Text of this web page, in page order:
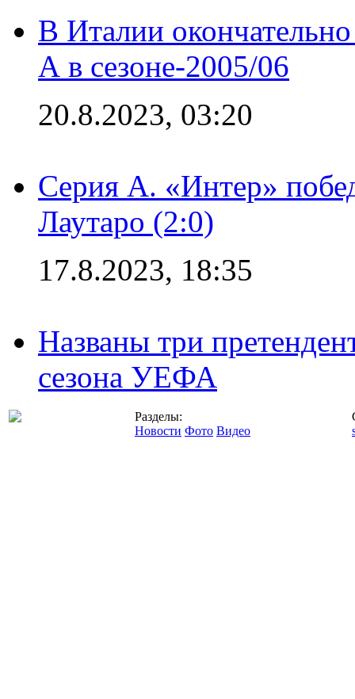
В Италии
А в сезоне-2005/06
20.8.2023, 03:20
Серия А. «Интер»
Лаутаро (2:0)
17.8.2023, 18:35
Названы три
сезона УЕФА
Разделы:
Новости Фото Видео